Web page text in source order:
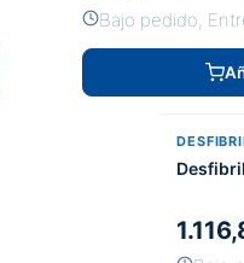
Bajo pedido,